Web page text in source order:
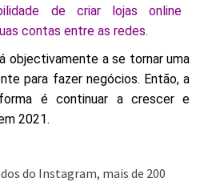
de criar lojas online
contas entre as redes.
objectivamente a se tornar uma
para fazer negócios. Então, a
é continuar a crescer e
2021.
do Instagram, mais de 200